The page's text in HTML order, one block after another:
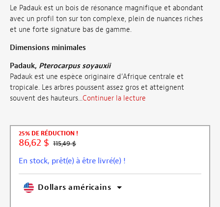
Le Padauk est un bois de résonance magnifique et abondant
avec un profil ton sur ton complexe, plein de nuances riches
et une forte signature bas de gamme.
Dimensions minimales
Padauk, Pterocarpus soyauxii
Padauk est une espèce originaire d’Afrique centrale et
tropicale. Les arbres poussent assez gros et atteignent
souvent des hauteurs...Continuer la lecture
25% DE RÉDUCTION !
86,62 $ 115,49 $
En stock, prêt(e) à être livré(e) !
Dollars américains